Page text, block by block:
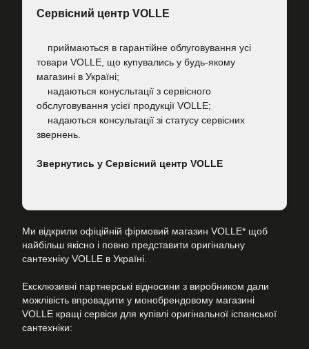
Сервісний центр VOLLE
приймаються в гарантійне облуговування усі
товари VOLLE, що купувались у будь-якому
магазині в Україні;
надаються конусльтації з сервісного
обслуговування усієї продукції VOLLE;
надаються консультації зі статусу сервісних
звернень.
Звернутись у Сервісний центр VOLLE
Ми відкрили офіційній фірмовий магазин VOLLE* щоб
найбільш якісно і повно представити оригінальну
сантехніку VOLLE в Україні.
Ексклюзивні партнерські відносини з виробником дали
можлівість впровадити у монобрендовому магазині
VOLLE кращі сервіси для купівлі оригінальної іспанської
сантехніки: